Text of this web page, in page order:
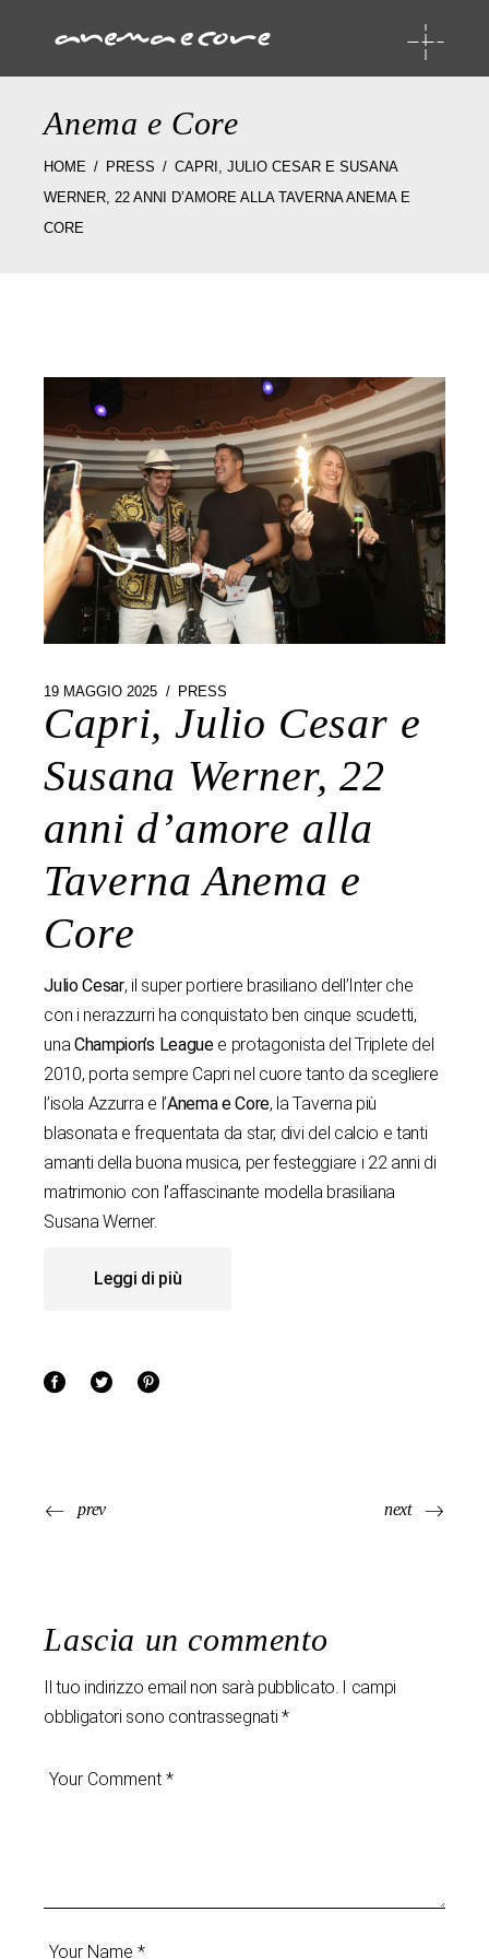
Anema e Core
HOME PRESS
CAPRI, JULIO CESAR E SUSANA
WERNER, 22 ANNI D’AMORE ALLA TAVERNA ANEMA E
CORE
19 MAGGIO 2025 PRESS
Capri, Julio Cesar e
Susana Werner, 22
anni d’amore alla
Taverna Anema e
Core
Julio Cesar, il super portiere brasiliano dell’Inter che
con i nerazzurri ha conquistato ben cinque scudetti,
unaChampion’s Leaguee protagonista del Triplete del
2010, porta sempre Capri nel cuore tanto da scegliere
l’isola Azzurra e l’Anema e Core, la Taverna più
blasonata e frequentata da star, divi del calcio e tanti
amanti della buona musica, per festeggiare i 22 anni di
matrimonio con l’affascinante modella brasiliana
Susana Werner.
Leggi di più
prev next
Lascia un commento
Il tuo indirizzo email non sarà pubblicato.
I campi
obbligatori sono contrassegnati*